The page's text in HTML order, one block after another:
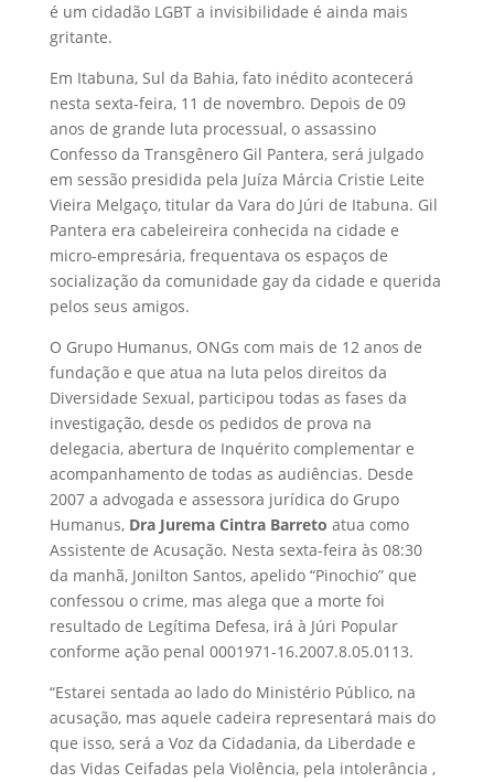
é um cidadão LGBT a invisibilidade é ainda mais
gritante.
Em Itabuna, Sul da Bahia, fato inédito acontecerá
nesta sexta-feira, 11 de novembro. Depois de 09
anos de grande luta processual, o assassino
Confesso da Transgênero Gil Pantera, será julgado
em sessão presidida pela Juíza Márcia Cristie Leite
Vieira Melgaço, titular da Vara do Júri de Itabuna. Gil
Pantera era cabeleireira conhecida na cidade e
micro-empresária, frequentava os espaços de
socialização da comunidade gay da cidade e querida
pelos seus amigos.
O Grupo Humanus, ONGs com mais de 12 anos de
fundação e que atua na luta pelos direitos da
Diversidade Sexual, participou todas as fases da
investigação, desde os pedidos de prova na
delegacia, abertura de Inquérito complementar e
acompanhamento de todas as audiências. Desde
2007 a advogada e assessora jurídica do Grupo
Humanus, Dra Jurema Cintra Barreto atua como
Assistente de Acusação. Nesta sexta-feira às 08:30
da manhã, Jonilton Santos, apelido “Pinochio” que
confessou o crime, mas alega que a morte foi
resultado de Legítima Defesa, irá à Júri Popular
conforme ação penal 0001971-16.2007.8.05.0113.
“Estarei sentada ao lado do Ministério Público, na
acusação, mas aquele cadeira representará mais do
que isso, será a Voz da Cidadania, da Liberdade e
das Vidas Ceifadas pela Violência, pela intolerância ,